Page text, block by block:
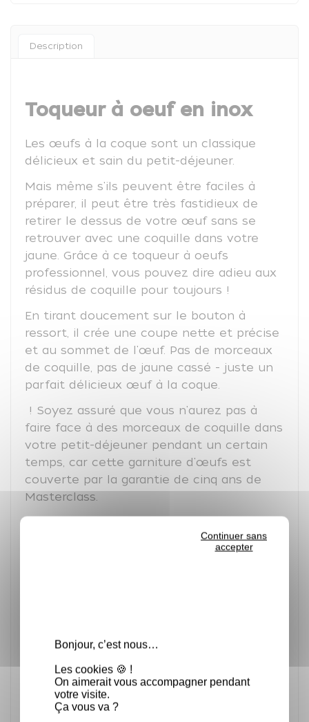
Bonjour, c’est nous…
Les cookies 🍪 !
On aimerait vous accompagner pendant
votre visite.
Ça vous va ?
Continuer sans
accepter
Description
Toqueur à oeuf en inox
Les œufs à la coque sont un classique
délicieux et sain du petit-déjeuner.
Mais même s'ils peuvent être faciles à
préparer, il peut être très fastidieux de
retirer le dessus de votre œuf sans se
retrouver avec une coquille dans votre
jaune. Grâce à ce toqueur à oeufs
professionnel, vous pouvez dire adieu aux
résidus de coquille pour toujours !
En tirant doucement sur le bouton à
ressort, il crée une coupe nette et précise
et au sommet de l'œuf. Pas de morceaux
de coquille, pas de jaune cassé - juste un
parfait délicieux œuf à la coque.
! Soyez assuré que vous n'aurez pas à
faire face à des morceaux de coquille dans
votre petit-déjeuner pendant un certain
temps, car cette garniture d'œufs est
couverte par la garantie de cinq ans de
Masterclass.
Matériau : acier inoxydable 18/10